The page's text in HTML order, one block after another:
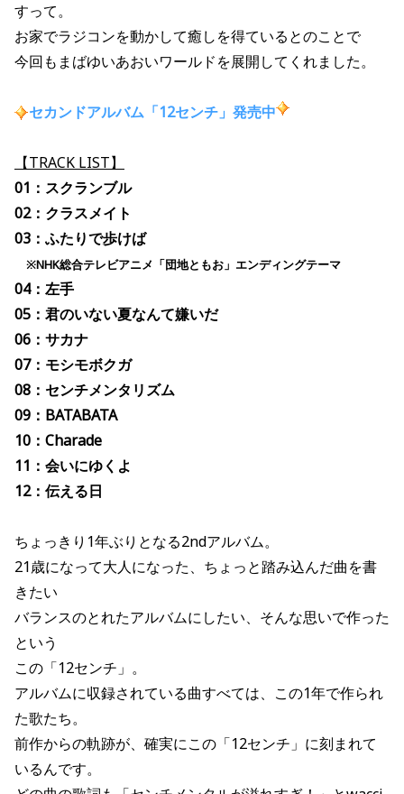
すって。
お家でラジコンを動かして癒しを得ているとのことで
今回もまばゆいあおいワールドを展開してくれました。
セカンドアルバム 「12センチ」発売中
【TRACK LIST】
01：スクランブル
02：クラスメイト
03：ふたりで歩けば
※NHK総合テレビアニメ「団地ともお」エンディングテーマ
04：左手
05：君のいない夏なんて嫌いだ
06：サカナ
07：モシモボクガ
08：センチメンタリズム
09：BATABATA
10：Charade
11：会いにゆくよ
12：伝える日
ちょっきり1年ぶりとなる2ndアルバム。
21歳になって大人になった、ちょっと踏み込んだ曲を書
きたい
バランスのとれたアルバムにしたい、そんな思いで作った
という
この「12センチ」。
アルバムに収録されている曲すべては、この1年で作られ
た歌たち。
前作からの軌跡が、確実にこの「12センチ」に刻まれて
いるんです。